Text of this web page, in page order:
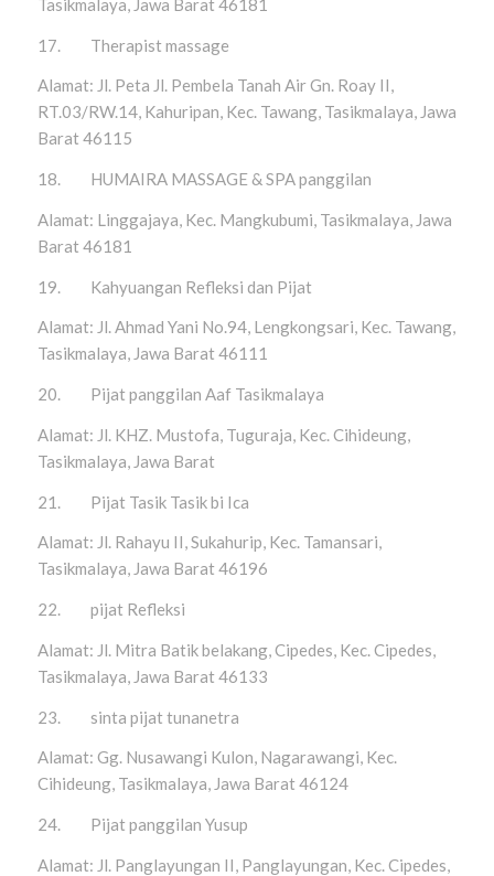
Tasikmalaya, Jawa Barat 46181
17. Therapist massage
Alamat: Jl. Peta Jl. Pembela Tanah Air Gn. Roay II,
RT.03/RW.14, Kahuripan, Kec. Tawang, Tasikmalaya, Jawa
Barat 46115
18. HUMAIRA MASSAGE & SPA panggilan
Alamat: Linggajaya, Kec. Mangkubumi, Tasikmalaya, Jawa
Barat 46181
19. Kahyuangan Refleksi dan Pijat
Alamat: Jl. Ahmad Yani No.94, Lengkongsari, Kec. Tawang,
Tasikmalaya, Jawa Barat 46111
20. Pijat panggilan Aaf Tasikmalaya
Alamat: Jl. KHZ. Mustofa, Tuguraja, Kec. Cihideung,
Tasikmalaya, Jawa Barat
21. Pijat Tasik Tasik bi Ica
Alamat: Jl. Rahayu II, Sukahurip, Kec. Tamansari,
Tasikmalaya, Jawa Barat 46196
22. pijat Refleksi
Alamat: Jl. Mitra Batik belakang, Cipedes, Kec. Cipedes,
Tasikmalaya, Jawa Barat 46133
23. sinta pijat tunanetra
Alamat: Gg. Nusawangi Kulon, Nagarawangi, Kec.
Cihideung, Tasikmalaya, Jawa Barat 46124
24. Pijat panggilan Yusup
Alamat: Jl. Panglayungan II, Panglayungan, Kec. Cipedes,